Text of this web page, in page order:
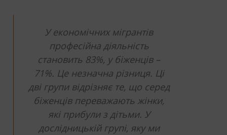
У економічних мігрантів
професійна діяльність
становить 83%, у біженців –
71%. Це незначна різниця. Ці
дві групи відрізняє те, що серед
біженців переважають жінки,
які прибули з дітьми. У
дослідницькій групі, яку ми